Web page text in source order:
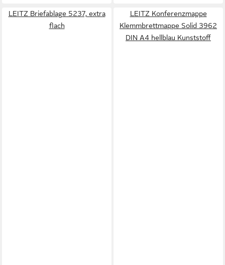
LEITZ Briefablage 5237, extra
flach
LEITZ Konferenzmappe
Klemmbrettmappe Solid 3962
DIN A4 hellblau Kunststoff